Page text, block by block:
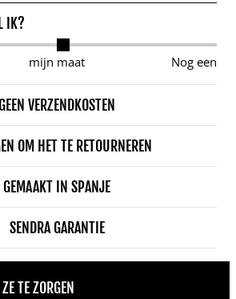
IK?
mijn maat Nog een
GEEN VERZENDKOSTEN
OM HET TE RETOURNEREN
GEMAAKT IN SPANJE
SENDRA GARANTIE
TE ZORGEN